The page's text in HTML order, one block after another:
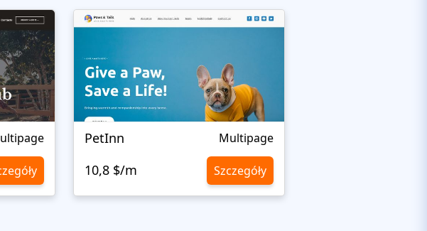
PetInn Multipage
10,8 $/m Szczegóły